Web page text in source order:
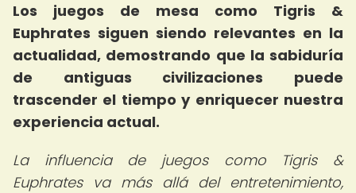
Los juegos de mesa como Tigris &
Euphrates siguen siendo relevantes en la
actualidad, demostrando que la sabiduría
de antiguas civilizaciones puede
trascender el tiempo y enriquecer nuestra
experiencia actual.
La influencia de juegos como Tigris &
Euphrates va más allá del entretenimiento,